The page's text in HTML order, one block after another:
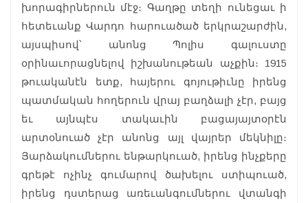
խորագիրներուն մէջ։ Գաղթը տեղի ունեցաւ ի
հետեւանք Վարդո հարուածած երկրաշարժին,
այսպիսով՝ անոնց Պոլիս գալուստը
օրինաւորացնելով իշխանութեան աչքին։ 1915
թուականէն ետք, հայերու գոյութիւնը իրենց
պատմական հողերուն վրայ բաղձալի չէր, բայց
եւ այնպէս տակաւին բացայայտօրէն
արտօնուած չէր անոնց այլ վայրեր մեկնիլը։
Յարձակումներու ենթարկուած, իրենց ինչքերը
գրեթէ ոչինչ գումարով ծախելու ստիպուած,
իրենց դստերաց առեւանգումներու վտանգի